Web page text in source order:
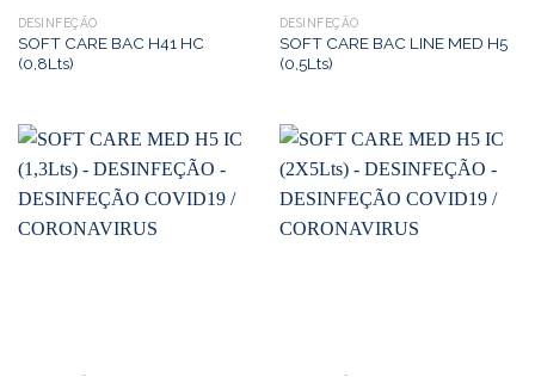
DESINFEÇÃO
SOFT CARE BAC H41 HC
(0,8Lts)
DESINFEÇÃO
SOFT CARE BAC LINE MED H5
(0,5Lts)